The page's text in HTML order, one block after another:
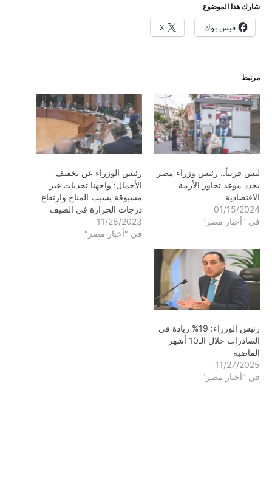
شارك هذا الموضوع:
فيس بوك X
مرتبط
ليس قريباً.. رئيس وزراء مصر
يحدد موعد تجاوز الأزمة
الاقتصادية
01/15/2024
في "أخبار مصر"
رئيس الوزراء عن تخفيف
الأحمال: واجهنا تحديات غير
مسبوقة بسبب المناخ وارتفاع
درجات الحرارة في الصيف
11/28/2023
في "أخبار مصر"
رئيس الوزراء: 19% زيادة في
الصادرات خلال الـ10 أشهر
الماضية
11/27/2025
في "أخبار مصر"